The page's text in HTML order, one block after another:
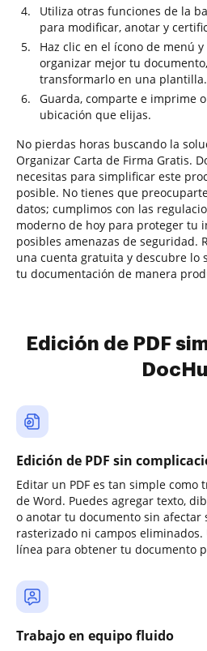
Utiliza otras funciones de la
para modificar, anotar y
Haz clic en el ícono de menú
organizar mejor tu
transformarlo en una plantilla.
Guarda, comparte e imprime
ubicación que elijas.
No pierdas horas buscando la
Organizar Carta de Firma Gratis.
necesitas para simplificar este
posible. No tienes que
datos; cumplimos con las
moderno de hoy para proteger tu
posibles amenazas de seguridad.
una cuenta gratuita y descubre lo
tu documentación de manera
Edición de PDF
Edición de PDF sin
Editar un PDF es tan simple
de Word. Puedes agregar texto,
o anotar tu documento sin afectar
rasterizado ni campos eliminados.
línea para obtener tu documento
Trabajo en equipo fluido